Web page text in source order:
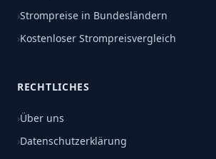
›Strompreise in Bundesländern
›Kostenloser Strompreisvergleich
RECHTLICHES
›Über uns
›Datenschutzerklärung